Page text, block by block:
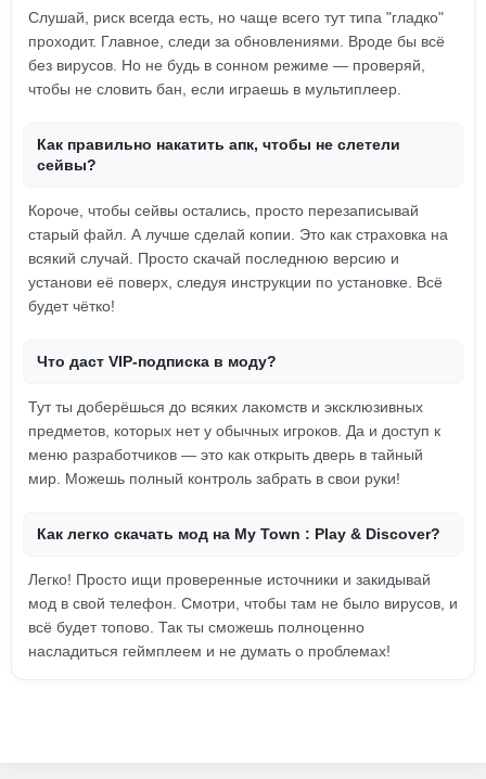
Слушай, риск всегда есть, но чаще всего тут типа "гладко"
проходит. Главное, следи за обновлениями. Вроде бы всё
без вирусов. Но не будь в сонном режиме — проверяй,
чтобы не словить бан, если играешь в мультиплеер.
Как правильно накатить апк, чтобы не слетели
сейвы?
Короче, чтобы сейвы остались, просто перезаписывай
старый файл. А лучше сделай копии. Это как страховка на
всякий случай. Просто скачай последнюю версию и
установи её поверх, следуя инструкции по установке. Всё
будет чётко!
Что даст VIP-подписка в моду?
Тут ты доберёшься до всяких лакомств и эксклюзивных
предметов, которых нет у обычных игроков. Да и доступ к
меню разработчиков — это как открыть дверь в тайный
мир. Можешь полный контроль забрать в свои руки!
Как легко скачать мод на My Town : Play & Discover?
Легко! Просто ищи проверенные источники и закидывай
мод в свой телефон. Смотри, чтобы там не было вирусов, и
всё будет топово. Так ты сможешь полноценно
насладиться геймплеем и не думать о проблемах!